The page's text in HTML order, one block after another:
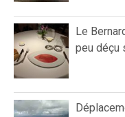
Le
peu déçu